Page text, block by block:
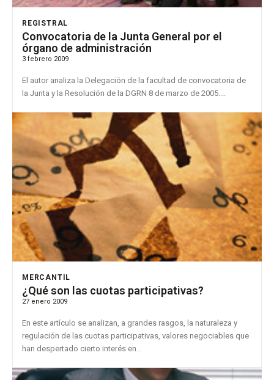
REGISTRAL
Convocatoria de la Junta General por el
órgano de administración
3 febrero 2009
El autor analiza la Delegación de la facultad de convocatoria de
la Junta y la Resolución de la DGRN 8 de marzo de 2005....
MERCANTIL
¿Qué son las cuotas participativas?
27 enero 2009
En este artículo se analizan, a grandes rasgos, la naturaleza y
regulación de las cuotas participativas, valores negociables que
han despertado cierto interés en...